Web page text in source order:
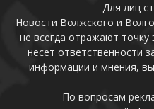
Для лиц
Новости Волжского и
не всегда отражают точку
несет ответственности
информации и мнения,
По вопросам